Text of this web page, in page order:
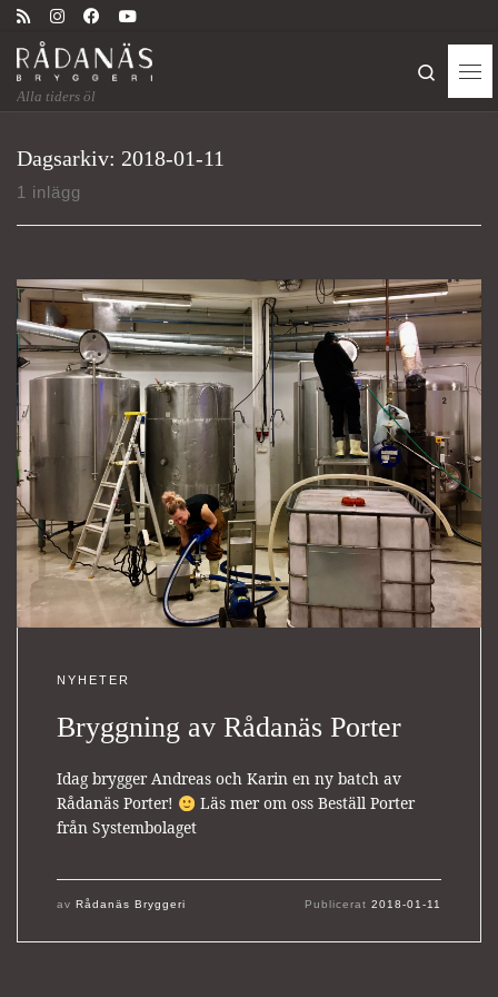
Alla tiders öl
Search
Dagsarkiv: 2018-01-11
1 inlägg
NYHETER
Bryggning av Rådanäs Porter
Idag brygger Andreas och Karin en ny batch av
Rådanäs Porter!
Läs mer om oss Beställ Porter
från Systembolaget
av Rådanäs Bryggeri Publicerat2018-01-11